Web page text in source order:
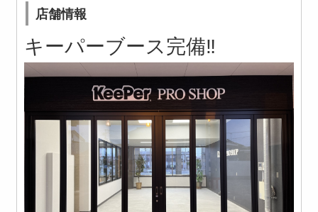
店舗情報
キーパーブース完備‼️